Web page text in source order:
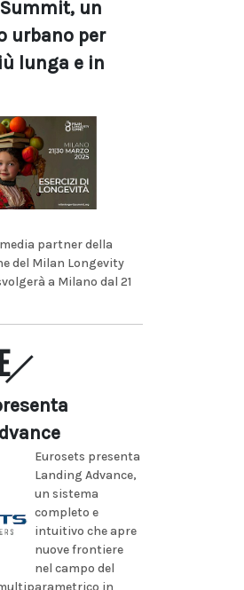
un
urbano per
lunga e in
partner della
del Milan Longevity
a Milano dal 21
Eurosets presenta
Landing Advance,
un sistema
completo e
intuitivo che apre
nuove frontiere
nel campo del
in